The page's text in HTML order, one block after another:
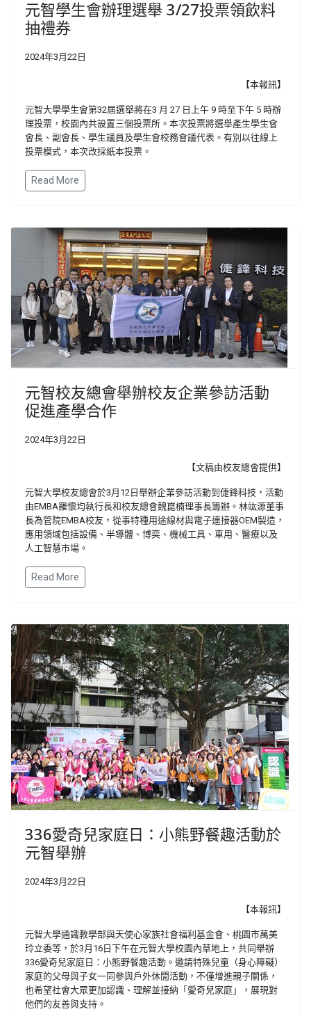
元智學生會辦理選舉 3/27投票領飲料
抽禮券
2024年3月22日
【本報訊】
元智大學學生會第32屆選舉將在3 月 27 日上午 9 時至下午 5 時辦
理投票，校園內共設置三個投票所。本次投票將選舉產生學生會
會長、副會長、學生議員及學生會校務會議代表。有別以往線上
投票模式，本次改採紙本投票。
Read More
元智校友總會舉辦校友企業參訪活動
促進產學合作
2024年3月22日
【文稿由校友總會提供】
元智大學校友總會於3月12日舉辦企業參訪活動到倢鋒科技，活動
由EMBA羅懷均執行長和校友總會魏崑楠理事長籌辦。林竑源董事
長為管院EMBA校友，從事特種用途線材與電子連接器OEM製造，
應用領域包括設備、半導體、博奕、機械工具、車用、醫療以及
人工智慧市場。
Read More
336愛奇兒家庭日：小熊野餐趣活動於
元智舉辦
2024年3月22日
【本報訊】
元智大學通識教學部與天使心家族社會福利基金會、桃園市萬美
玲立委等，於3月16日下午在元智大學校園內草地上，共同舉辦
336愛奇兒家庭日：小熊野餐趣活動。邀請特殊兒童（身心障礙）
家庭的父母與子女一同參與戶外休閒活動，不僅增進親子關係，
也希望社會大眾更加認識、理解並接納「愛奇兒家庭」，展現對
他們的友善與支持。